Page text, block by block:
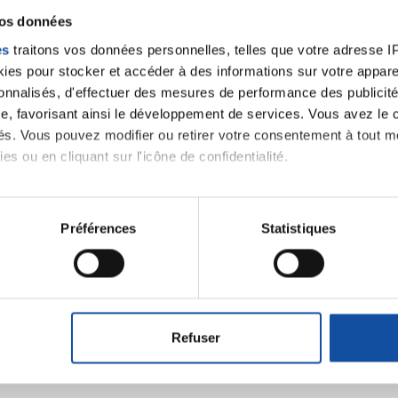
données
traitons vos données personnelles, telles que votre adresse
pour stocker et accéder à des informations sur votre
d'effectuer des mesures de performance des
favorisant ainsi le développement de services. Vous avez le
Vous pouvez modifier ou retirer votre consentement à tout
ou en cliquant sur l'icône de confidentialité.
également :
sur votre localisation géographique qui peuvent être
de vos données personnelles et définir vos
ou retirer votre consentement à tout moment à partir de la
Préférences Statistiques
Refuser
Ecrire un commentaire
une nouvelle discussion vous aurez besoin de vous
Se connecter Créer un nouveau compte